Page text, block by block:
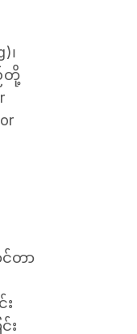
၊
တို့
င်တာ
း